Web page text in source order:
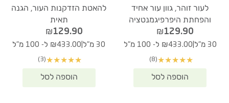
לעור זוהר, גוון עור אחיד
והפחתת היפרפיגמנטציה
₪129.90
30 מ"ל ₪433.00 ל- 100 מ"ל
★
★
★
★
★
(8)
להאטת הזדקנות העור, הגנה
תאית
₪129.90
30 מ"ל ₪433.00 ל- 100 מ"ל
★
★
★
★
★
(3)